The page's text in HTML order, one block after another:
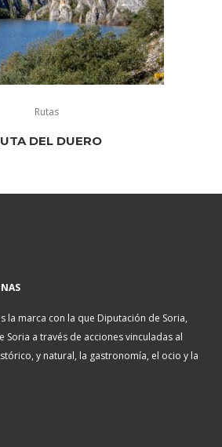
Rutas
DEL DUERO
la marca con la que Diputación de Soria,
a través de acciones vinculadas al
y natural, la gastronomía, el ocio y la